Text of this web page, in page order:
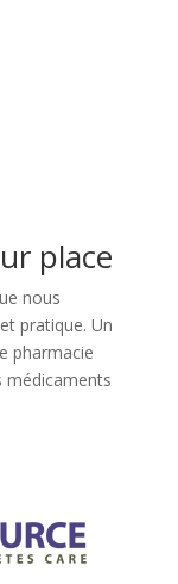
place
nous
pratique. Un
pharmacie
médicaments